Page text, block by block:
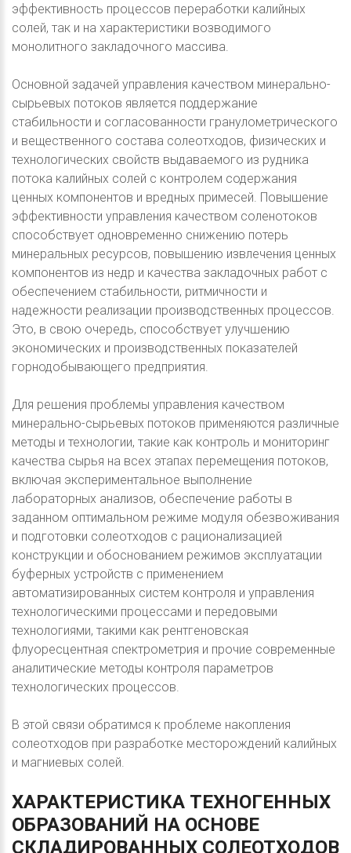
эффективность процессов переработки калийных
солей, так и на характеристики возводимого
монолитного закладочного массива.
Основной задачей управления качеством минерально-
сырьевых потоков является поддержание
стабильности и согласованности гранулометрического
и вещественного состава солеотходов, физических и
технологических свойств выдаваемого из рудника
потока калийных солей с контролем содержания
ценных компонентов и вредных примесей. Повышение
эффективности управления качеством соленотоков
способствует одновременно снижению потерь
минеральных ресурсов, повышению извлечения ценных
компонентов из недр и качества закладочных работ с
обеспечением стабильности, ритмичности и
надежности реализации производственных процессов.
Это, в свою очередь, способствует улучшению
экономических и производственных показателей
горнодобывающего предприятия.
Для решения проблемы управления качеством
минерально-сырьевых потоков применяются различные
методы и технологии, такие как контроль и мониторинг
качества сырья на всех этапах перемещения потоков,
включая экспериментальное выполнение
лабораторных анализов, обеспечение работы в
заданном оптимальном режиме модуля обезвоживания
и подготовки солеотходов с рационализацией
конструкции и обоснованием режимов эксплуатации
буферных устройств с применением
автоматизированных систем контроля и управления
технологическими процессами и передовыми
технологиями, такими как рентгеновская
флуоресцентная спектрометрия и прочие современные
аналитические методы контроля параметров
технологических процессов.
В этой связи обратимся к проблеме накопления
солеотходов при разработке месторождений калийных
и магниевых солей.
ХАРАКТЕРИСТИКА ТЕХНОГЕННЫХ
ОБРАЗОВАНИЙ НА ОСНОВЕ
СКЛАДИРОВАННЫХ СОЛЕОТХОДОВ